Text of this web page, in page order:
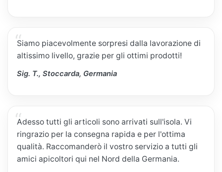
Siamo piacevolmente sorpresi dalla lavorazione di
altissimo livello, grazie per gli ottimi prodotti!
Sig. T., Stoccarda, Germania
Adesso tutti gli articoli sono arrivati sull'isola. Vi
ringrazio per la consegna rapida e per l'ottima
qualità. Raccomanderò il vostro servizio a tutti gli
amici apicoltori qui nel Nord della Germania.